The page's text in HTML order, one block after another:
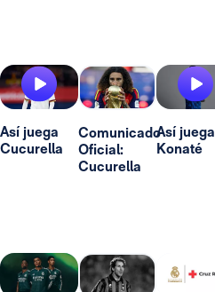
Así juega
Cucurella
Comunicado
Oficial:
Cucurella
Así juega
Konaté